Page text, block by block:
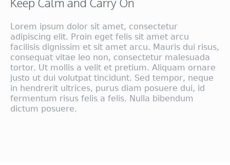
Lorem ipsum dolor sit amet, consectetur
adipiscing elit. Proin eget felis sit amet arcu
facilisis dignissim et sit amet arcu. Mauris dui risus,
consequat vitae leo non, consectetur malesuada
tortor. Ut mollis a velit et pretium. Aliquam ornare
justo ut dui volutpat tincidunt. Sed tempor, neque
in hendrerit ultrices, purus diam posuere dui, id
fermentum risus felis a felis. Nulla bibendum
dictum posuere.